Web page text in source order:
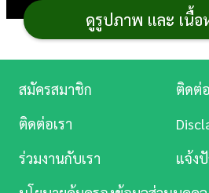
เมนูเค้กลายหินอ่อน
แม้จะอ
ดูรูปภาพ และ เนื้อ
ดู
Music
สมัครสมาชิก
ติดต่
ติดต่อเรา
ร่วมงานกับเรา
แจ้ง